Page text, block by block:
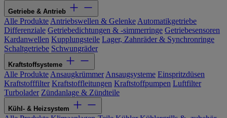
Getriebe & Antrieb
Alle Produkte Antriebswellen & Gelenke Automatikgetriebe
Differenziale Getriebedichtungen & -simmerringe Getriebesensoren
Kardanwellen Kupplungsteile Lager, Zahnräder & Synchronringe
Schaltgetriebe Schwungräder
Kraftstoffsysteme
Alle Produkte Ansaugkrümmer Ansaugsysteme Einspritzdüsen
Kraftstofffilter Kraftstoffleitungen Kraftstoffpumpen Luftfilter
Turbolader Zündanlage & Zündteile
Kühl- & Heizsystem